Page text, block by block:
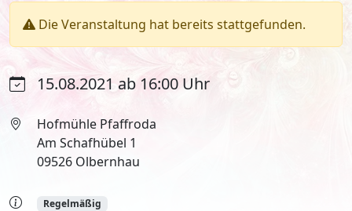
Die Veranstaltung hat bereits stattgefunden.
15.08.2021 ab 16:00 Uhr
Hofmühle Pfaffroda
Am Schafhübel 1
09526 Olbernhau
Regelmäßig